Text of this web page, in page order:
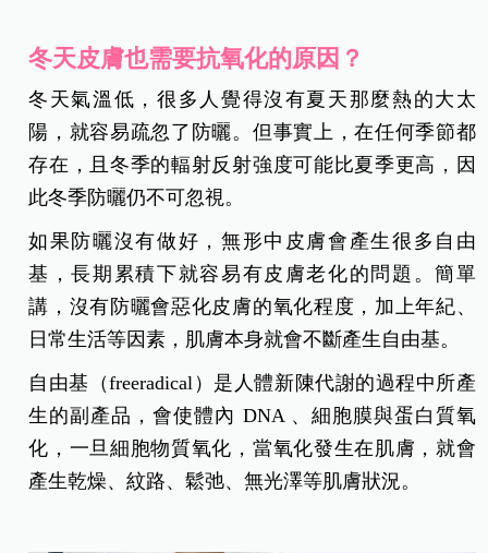
冬天皮膚也需要抗氧化的原因？
冬天氣溫低，很多人覺得沒有夏天那麼熱的大太
陽，就容易疏忽了防曬。但事實上，在任何季節都
存在，且冬季的輻射反射強度可能比夏季更高，因
此冬季防曬仍不可忽視。
如果防曬沒有做好，無形中皮膚會產生很多自由
基，長期累積下就容易有皮膚老化的問題。簡單
講，沒有防曬會惡化皮膚的氧化程度，加上年紀、
日常生活等因素，肌膚本身就會不斷產生自由基。
自由基（freeradical）是人體新陳代謝的過程中所產
生的副產品，會使體內 DNA 、細胞膜與蛋白質氧
化，一旦細胞物質氧化，當氧化發生在肌膚，就會
產生乾燥、紋路、鬆弛、無光澤等肌膚狀況。